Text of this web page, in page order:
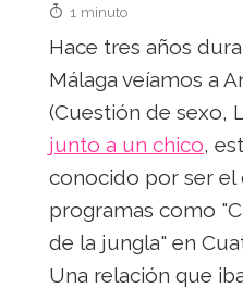
1 minuto
Hace tres años
Málaga veíamos a
(Cuestión de sexo,
junto a un chico,
conocido por ser el
programas como
de la jungla" en
Una relación que